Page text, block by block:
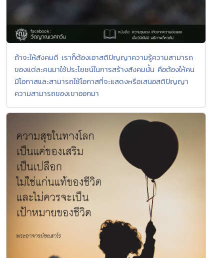
ถ้าจะให้สังคมดี เราก็ต้องเอาสติปัญญาความรู้ความสามารถ
ของแต่ละคนมาใช้ประโยชน์ในการสร้างสังคมนั้น คือต้องให้คน
มีโอกาสและสามารถใช้โอกาสที่จะแสดงหรือเสนอสติปัญญา
ความสามารถของเขาออกมา